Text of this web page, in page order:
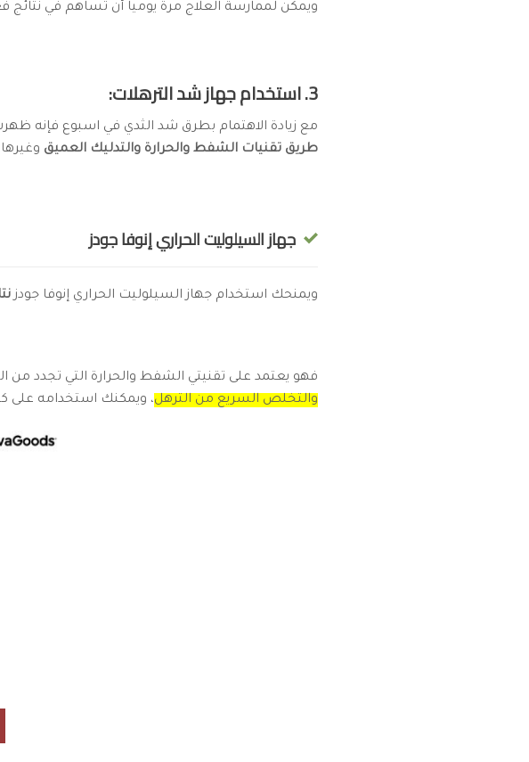
ويمكن لممارسة العلاج مرة يوميا أن تساهم في نتائج
3. استخدام جهاز شد الترهلات:
مع زيادة الاهتمام بطرق شد الثدي في اسبوع فإنه
طريق تقنيات الشفط والحرارة والتدليك العميق
جهاز السيلوليت الحراري إنوفا جودز
ويمنحك استخدام جهاز السيلوليت الحراري إنوفا جودز
فهو يعتمد على تقنيتي الشفط والحرارة التي تجدد من
والتخلص السريع من الترهل، ويمكنك استخدامه